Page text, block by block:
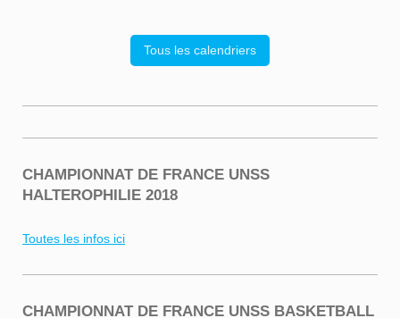
Tous les calendriers
CHAMPIONNAT DE FRANCE UNSS
HALTEROPHILIE 2018
Toutes les infos ici
CHAMPIONNAT DE FRANCE UNSS BASKETBALL